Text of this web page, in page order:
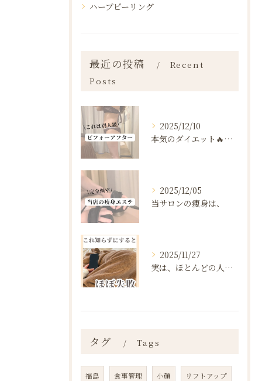
ハーブピーリング
最近の投稿
Recent
Posts
2025/12/10
本気のダイエット🔥🔥🔥
2025/12/05
当サロンの痩身は、
2025/11/27
実は、ほとんどの人は“ダイエットを始める前の段階”で失敗が確...
タグ Tags
福島 食事管理 小顔 リフトアップ